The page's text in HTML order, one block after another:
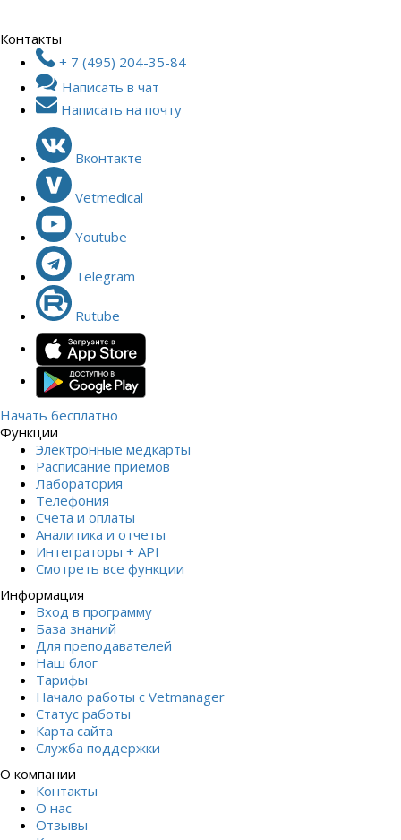
Контакты
+ 7 (495) 204-35-84
Написать в чат
Написать на почту
Вконтакте
Vetmedical
Youtube
Telegram
Rutube
Начать бесплатно
Функции
Электронные медкарты
Расписание приемов
Лаборатория
Телефония
Счета и оплаты
Аналитика и отчеты
Интеграторы + API
Смотреть все функции
Информация
Вход в программу
База знаний
Для преподавателей
Наш блог
Тарифы
Начало работы с Vetmanager
Статус работы
Карта сайта
Служба поддержки
О компании
Контакты
О нас
Отзывы